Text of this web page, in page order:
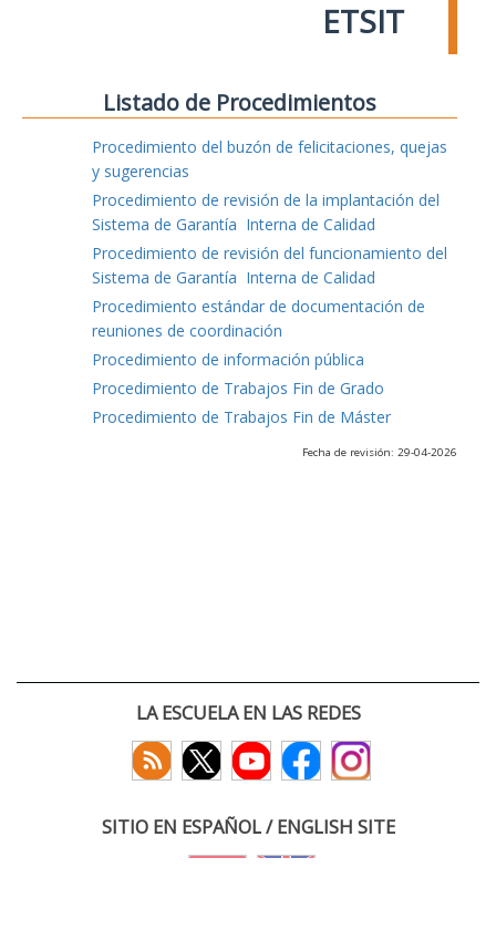
ETSIT
Listado de Procedimientos
Procedimiento del buzón de felicitaciones, quejas
y sugerencias
Procedimiento de revisión de la implantación del
Sistema de Garantía Interna de Calidad
Procedimiento de revisión del funcionamiento del
Sistema de Garantía Interna de Calidad
Procedimiento estándar de documentación de
reuniones de coordinación
Procedimiento de información pública
Procedimiento de Trabajos Fin de Grado
Procedimiento de Trabajos Fin de Máster
Fecha de revisión: 29-04-2026
LA ESCUELA EN LAS REDES
SITIO EN ESPAÑOL / ENGLISH SITE